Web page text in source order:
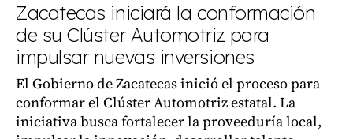
Zacatecas iniciará la conformación
de su Clúster Automotriz para
impulsar nuevas inversiones
El Gobierno de Zacatecas inició el proceso para
conformar el Clúster Automotriz estatal. La
iniciativa busca fortalecer la proveeduría local,